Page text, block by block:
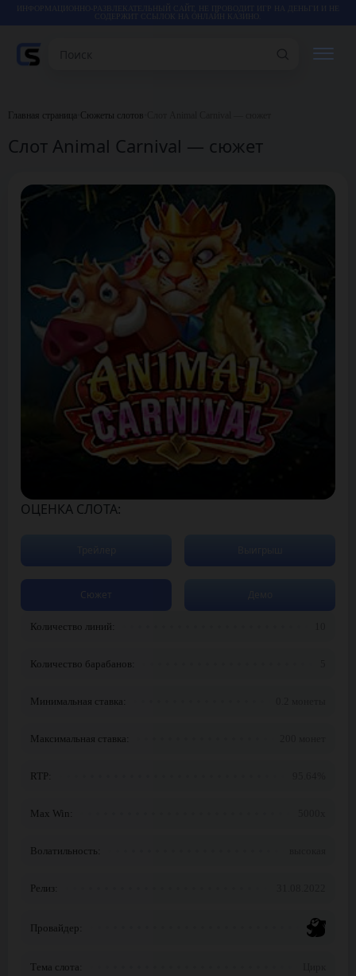
СОДЕРЖИТ ССЫЛОК НА ОНЛАЙН КАЗИНО.
КАЗИНО
ВИДЕО
Главная страница Сюжеты слотов
Слот Animal Carnival — сюжет
ОЦЕНКА СЛОТА:
Количество линий:
Количество барабанов:
Минимальная ставка:
Максимальная ставка:
RTP:
Max Win:
Волатильность:
Релиз:
Провайдер:
Тема слота:
Сюжет